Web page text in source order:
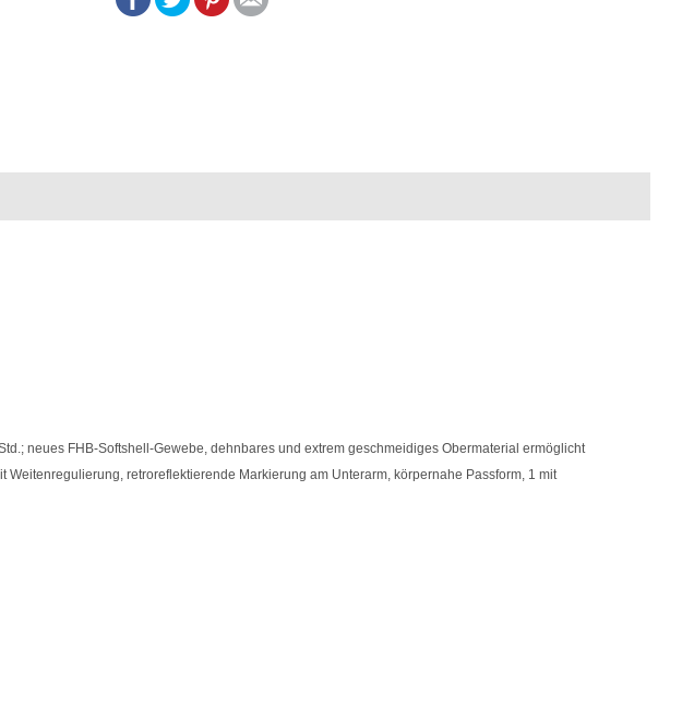
neues FHB-Softshell-Gewebe, dehnbares und extrem geschmeidiges Obermaterial ermöglicht
retroreflektierende Markierung am Unterarm, körpernahe Passform, 1 mit